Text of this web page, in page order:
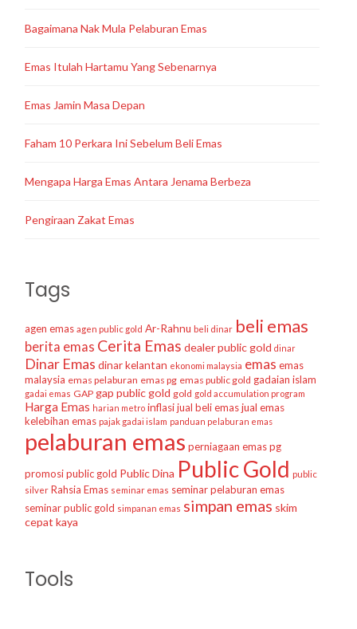
Bagaimana Nak Mula Pelaburan Emas
Emas Itulah Hartamu Yang Sebenarnya
Emas Jamin Masa Depan
Faham 10 Perkara Ini Sebelum Beli Emas
Mengapa Harga Emas Antara Jenama Berbeza
Pengiraan Zakat Emas
Tags
agen emas agen public gold Ar-Rahnu beli dinar beli emas
berita emas Cerita Emas dealer public gold dinar
Dinar Emas dinar kelantan ekonomi malaysia emas emas
malaysia emas pelaburan emas pg emas public gold gadaian islam
gadai emas GAP gap public gold gold gold accumulation program
Harga Emas harian metro inflasijual beli emasjual emas
kelebihan emas pajak gadai islam panduan pelaburan emas
pelaburan emas perniagaan emaspg
promosi public gold Public Dina Public Gold public
silver Rahsia Emas seminar emas seminar pelaburan emas
seminar public gold simpanan emas simpan emas skim
cepat kaya
Tools